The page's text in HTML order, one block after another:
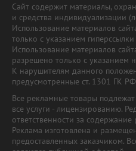
Сайт содержит материалы,
и средства индивидуализации
Использование материалов
только с указанием
Использование материалов
разрешено только с указанием
К нарушителям данного
предусмотренные ст. 1301 ГК
Все рекламные товары
все услуги - лицензированию.
ответственности за
Реклама изготовлена и
предоставленных заказчиком.